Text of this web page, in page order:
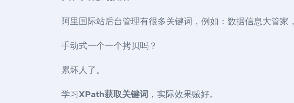
阿里国际站后台管理有很多关键词，例如：数据信息大管家，
手动式一个一个拷贝吗？
累坏人了。
学习 XPath获取关键词 ，实际效果贼好。